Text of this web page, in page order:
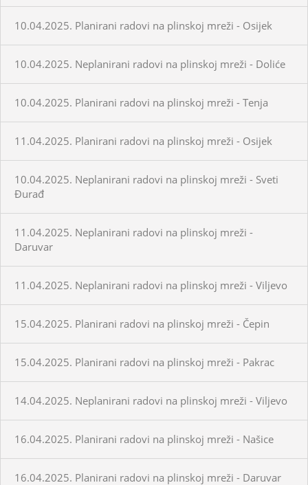
10.04.2025. Planirani radovi na plinskoj mreži - Osijek
10.04.2025. Neplanirani radovi na plinskoj mreži - Doliće
10.04.2025. Planirani radovi na plinskoj mreži - Tenja
11.04.2025. Planirani radovi na plinskoj mreži - Osijek
10.04.2025. Neplanirani radovi na plinskoj mreži - Sveti
Đurađ
11.04.2025. Neplanirani radovi na plinskoj mreži -
Daruvar
11.04.2025. Neplanirani radovi na plinskoj mreži - Viljevo
15.04.2025. Planirani radovi na plinskoj mreži - Čepin
15.04.2025. Planirani radovi na plinskoj mreži - Pakrac
14.04.2025. Neplanirani radovi na plinskoj mreži - Viljevo
16.04.2025. Planirani radovi na plinskoj mreži - Našice
16.04.2025. Planirani radovi na plinskoj mreži - Daruvar